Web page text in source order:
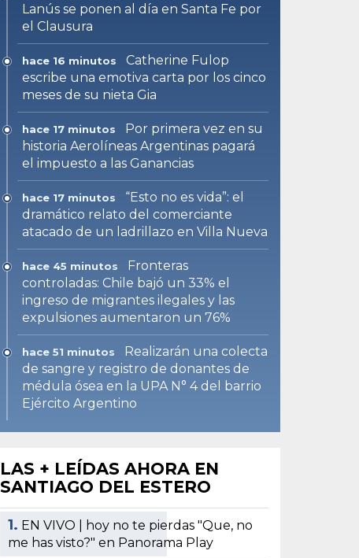
Lanús se ponen al día en Santa Fe por
el Clausura
hace 16 minutos
Catherine Fulop
escribe una emotiva carta por los cinco
meses de su nieta Gia
hace 17 minutos
Por primera vez en su
historia Aerolíneas Argentinas pagará
el impuesto a las Ganancias
hace 17 minutos
“Esto no es vida”: el
dramático relato del comerciante
atacado de un ladrillazo en Villa Nueva
hace 45 minutos
Fronteras
controladas: Chile bajó un 33% el
ingreso de migrantes ilegales y las
expulsiones aumentaron un 76%
hace 51 minutos
Realizarán una colecta
de sangre y registro de donantes de
médula ósea en la UPA N° 4 del barrio
Ejército Argentino
LAS + LEÍDAS AHORA EN
SANTIAGO DEL ESTERO
1. EN VIVO | hoy no te pierdas "Que, no
me has visto?" en Panorama Play